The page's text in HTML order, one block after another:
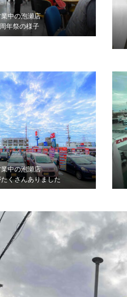
中の泡瀬店
年祭の様子
中の泡瀬店
くさんありました